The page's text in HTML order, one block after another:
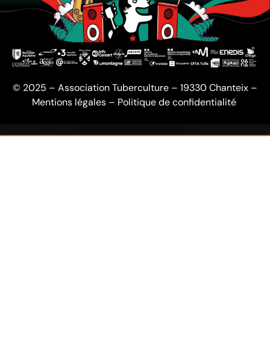
© 2025 – Association Tuberculture – 19330 Chanteix –
Mentions légales– Politique de confidentialité